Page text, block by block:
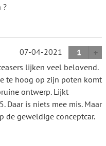
?
07-04-2021
1
lijken veel belovend.
te hoog op zijn poten komt
ontwerp. Lijkt
Daar is niets mee mis. Maar
de geweldige conceptcar.